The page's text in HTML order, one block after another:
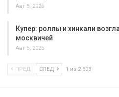
Авг 5, 2026
Купер: роллы и хинкали
москвичей
Авг 5, 2026
ПРЕД СЛЕД 1 из 2 603